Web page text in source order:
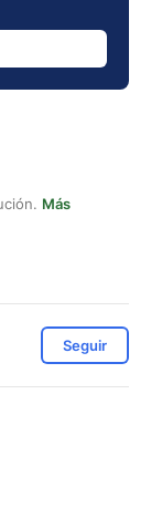
Más
Seguir